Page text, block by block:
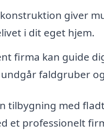
giver
i dit eget hjem.
firma kan guide
faldgruber
med
et professionelt